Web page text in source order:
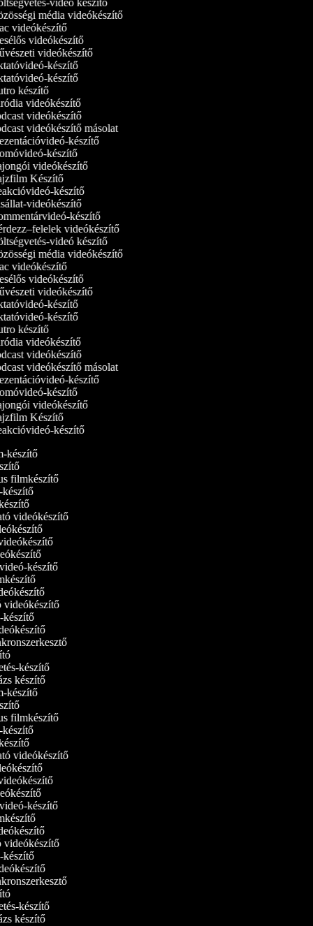
videó készítő
média videókészítő
videókészítő
videókészítő
videókészítő
készítő
készítő
videókészítő
videókészítő
videókészítő másolat
készítő
készítő
videókészítő
Készítő
készítő
videókészítő
készítő
videókészítő
videó készítő
média videókészítő
videókészítő
videókészítő
videókészítő
készítő
készítő
videókészítő
videókészítő
videókészítő másolat
készítő
készítő
videókészítő
Készítő
készítő
készítő
filmkészítő
videókészítő
készítő
videókészítő
készítő
készítő
készítő
készítő
filmkészítő
videókészítő
készítő
videókészítő
készítő
készítő
készítő